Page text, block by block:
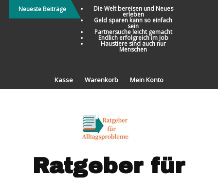
Direkt
zum
Neueste Beiträge Die Welt bereisen und Neues
erleben
Geld sparen kann so einfach
sein
Partnersuche leicht gemacht
Endlich erfolgreich im Job
Haustiere sind auch nur
Menschen
Kasse Warenkorb Mein Konto
Ratgeber für